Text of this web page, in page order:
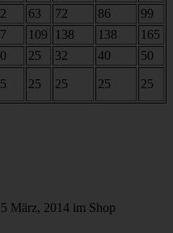
63 72 86
99
109 138 138
165
25 32 40
50
25 25 25 25
März, 2014 im Shop